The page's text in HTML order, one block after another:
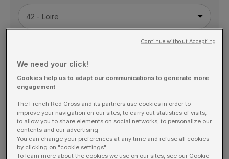
Nombre de participants
We need your click!
Cookies help us to adapt our communications to generate more
engagement
The French Red Cross and its partners use cookies in order to
improve your navigation on our sites, to carry out statistics of visits,
to allow you to share elements on social networks, to personalize our
contents and our advertising.
You can change your preferences at any time and refuse all cookies
by clicking on "cookie settings".
To learn more about the cookies we use on our sites, see our Cookie
Continue without Accepting